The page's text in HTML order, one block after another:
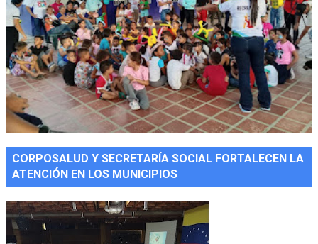
CORPOSALUD Y SECRETARÍA SOCIAL FORTALECEN LA
ATENCIÓN EN LOS MUNICIPIOS